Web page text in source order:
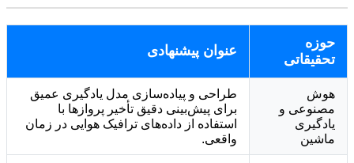
حوزه
تحقیقاتی
عنوان پیشنهادی
هوش
مصنوعی و
یادگیری
ماشین
طراحی و پیاده‌سازی مدل یادگیری عمیق
برای پیش‌بینی دقیق تأخیر پروازها با
استفاده از داده‌های ترافیک هوایی در زمان
واقعی.